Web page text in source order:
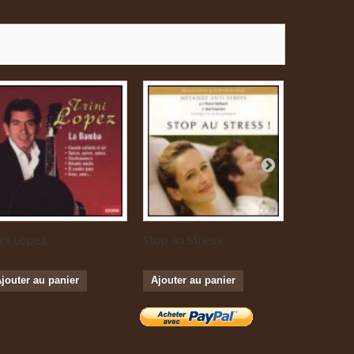
Lopez...
au panier
Stop au Stress
Ajouter au panier